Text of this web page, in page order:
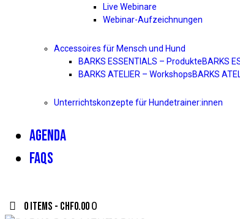
Live Webinare
Webinar-Aufzeichnungen
Accessoires für Mensch und Hund
BARKS ESSENTIALS – ProdukteBARKS
BARKS ATELIER – WorkshopsBARKS
Unterrichtskonzepte für Hundetrainer:innen
AGENDA
FAQS
0 items - CHF0.00 0